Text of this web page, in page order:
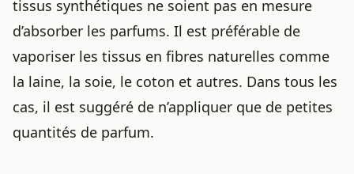
tissus synthétiques ne soient pas en mesure
d’absorber les parfums. Il est préférable de
vaporiser les tissus en fibres naturelles comme
la laine, la soie, le coton et autres. Dans tous les
cas, il est suggéré de n’appliquer que de petites
quantités de parfum.